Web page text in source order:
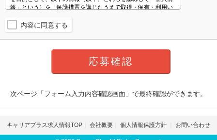
内容に同意する
次ページ「フォーム入力内容確認画面」で最終確認ができます。
キャリアプラス求人情報TOP 会社概要 個人情報保護方針 お問い合わせ